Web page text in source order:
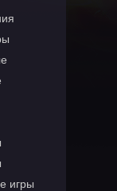
игры